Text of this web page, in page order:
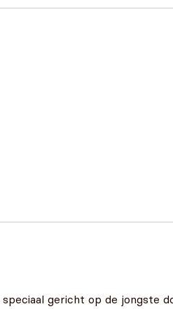
gericht op de jongste